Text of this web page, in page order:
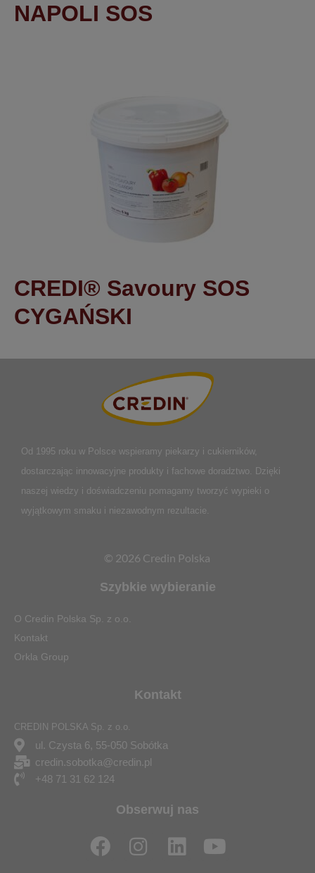
NAPOLI SOS
CREDI® Savoury SOS
CYGAŃSKI
Od 1995 roku w Polsce wspieramy piekarzy i cukierników,
dostarczając innowacyjne produkty i fachowe doradztwo. Dzięki
naszej wiedzy i doświadczeniu pomagamy tworzyć wypieki o
wyjątkowym smaku i niezawodnym rezultacie.
© 2026 Credin Polska
Szybkie wybieranie
O Credin Polska Sp. z o.o.
Kontakt
Orkla Group
Kontakt
CREDIN POLSKA Sp. z o.o.
ul. Czysta 6, 55-050 Sobótka
credin.sobotka@credin.pl
+48 71 31 62 124
Obserwuj nas
F
a
I
n
L
i
Y